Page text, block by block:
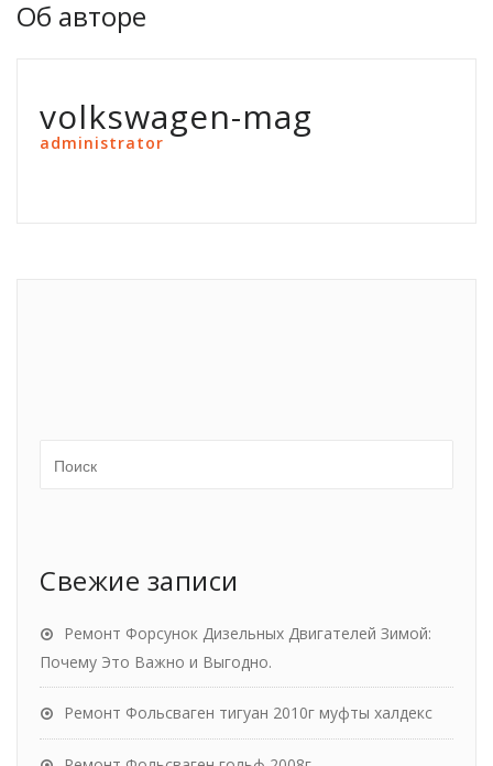
Об авторе
volkswagen-mag
administrator
Свежие записи
Ремонт Форсунок Дизельных Двигателей Зимой:
Почему Это Важно и Выгодно.
Ремонт Фольсваген тигуан 2010г муфты халдекс